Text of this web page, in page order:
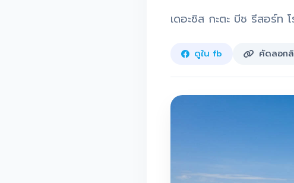
เดอะซิส กะตะ บีช รีสอร์ท
ดูใน fb คัดลอก